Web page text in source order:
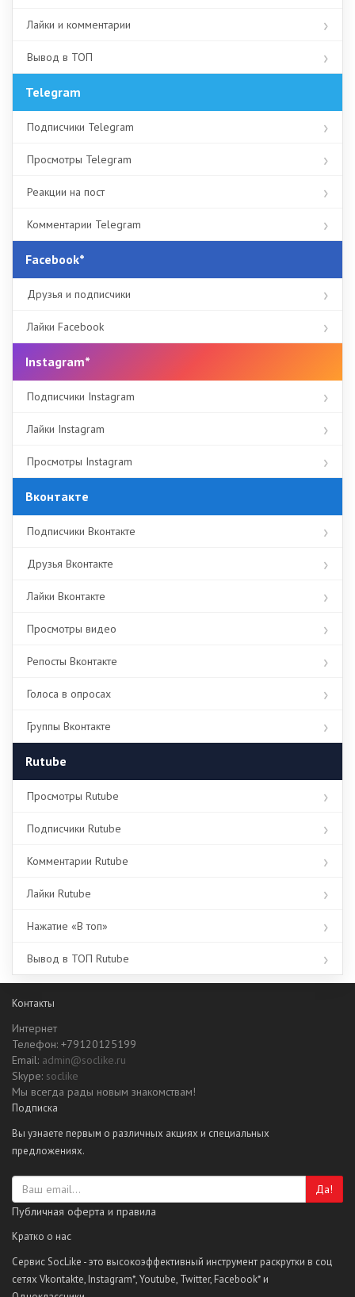
Лайки и комментарии
Вывод в ТОП
Telegram
Подписчики Telegram
Просмотры Telegram
Реакции на пост
Комментарии Telegram
Facebook*
Друзья и подписчики
Лайки Facebook
Instagram*
Подписчики Instagram
Лайки Instagram
Просмотры Instagram
Вконтакте
Подписчики Вконтакте
Друзья Вконтакте
Лайки Вконтакте
Просмотры видео
Репосты Вконтакте
Голоса в опросах
Группы Вконтакте
Rutube
Просмотры Rutube
Подписчики Rutube
Комментарии Rutube
Лайки Rutube
Нажатие «В топ»
Вывод в ТОП Rutube
Контакты
Интернет
Телефон: +79120125199
Email: admin@soclike.ru
Skype: soclike
Мы всегда рады новым знакомствам!
Подписка
Вы узнаете первым о различных акциях и специальных
предложениях.
Да!
Публичная оферта и правила
Кратко о нас
Сервис SocLike - это высокоэффективный инструмент раскрутки в соц
сетях Vkontakte, Instagram*, Youtube, Twitter, Facebook* и